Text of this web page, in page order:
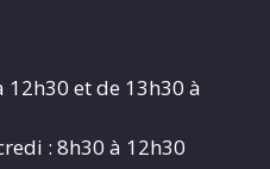
12h30 et de 13h30 à
: 8h30 à 12h30